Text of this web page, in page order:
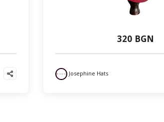
320 BGN
Josephine Hats